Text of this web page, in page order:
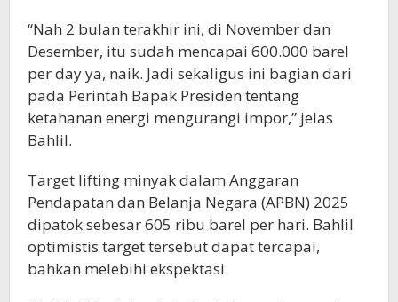
“Nah 2 bulan terakhir ini, di November dan
Desember, itu sudah mencapai 600.000 barel
per day ya, naik. Jadi sekaligus ini bagian dari
pada Perintah Bapak Presiden tentang
ketahanan energi mengurangi impor,” jelas
Bahlil.
Target lifting minyak dalam Anggaran
Pendapatan dan Belanja Negara (APBN) 2025
dipatok sebesar 605 ribu barel per hari. Bahlil
optimistis target tersebut dapat tercapai,
bahkan melebihi ekspektasi.